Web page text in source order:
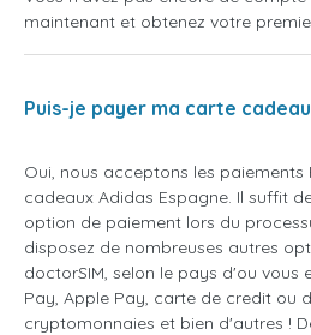
maintenant et obtenez votre
Puis-je payer ma carte
Oui, nous acceptons les
cadeaux Adidas Espagne. Il suffit
option de paiement lors du
disposez de nombreuses autres
doctorSIM, selon le pays d'ou vous
Pay, Apple Pay, carte de credit ou
cryptomonnaies et bien d'autres !